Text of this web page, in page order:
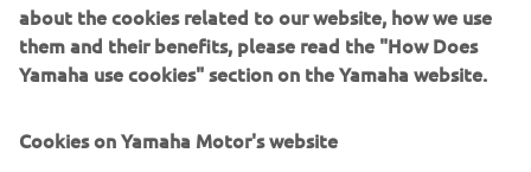
the perfect partner for Lola Cars and we
look forward to continuing to drive
them.
about the cookies related to our website, how we use
them and their benefits, please read the "How Does
Yamaha use cookies" section on the Yamaha website.
Cookies on Yamaha Motor's website